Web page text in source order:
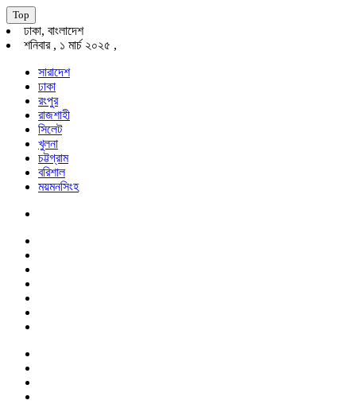
Top
ঢাকা, বাংলাদেশ
শনিবার , ১ মার্চ ২০২৫ ,
সারাদেশ
ঢাকা
রংপুর
রাজশাহী
সিলেট
খুলনা
চট্টগ্রাম
বরিশাল
ময়মনসিংহ